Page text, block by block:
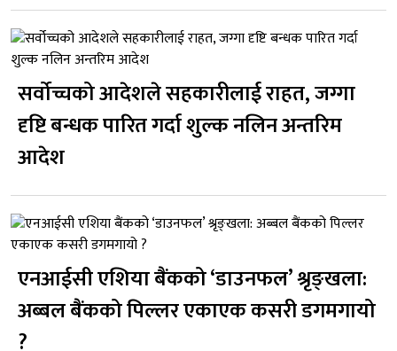
सर्वोच्चको आदेशले सहकारीलाई राहत, जग्गा
दृष्टि बन्धक पारित गर्दा शुल्क नलिन अन्तरिम
आदेश
एनआईसी एशिया बैंकको ‘डाउनफल’ श्रृङ्खला:
अब्बल बैंकको पिल्लर एकाएक कसरी डगमगायो
?